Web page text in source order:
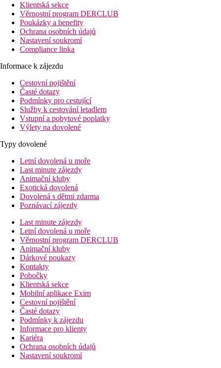
Klientská sekce
Věrnostní program DERCLUB
Poukázky a benefity
Ochrana osobních údajů
Nastavení soukromí
Compliance linka
Informace k zájezdu
Cestovní pojištění
Časté dotazy
Podmínky pro cestující
Služby k cestování letadlem
Vstupní a pobytové poplatky
Výlety na dovolené
Typy dovolené
Letní dovolená u moře
Last minute zájezdy
Animační kluby
Exotická dovolená
Dovolená s dětmi zdarma
Poznávací zájezdy
Last minute zájezdy
Letní dovolená u moře
Věrnostní program DERCLUB
Animační kluby
Dárkové poukazy
Kontakty
Pobočky
Klientská sekce
Mobilní aplikace Exim
Cestovní pojištění
Časté dotazy
Podmínky k zájezdu
Informace pro klienty
Kariéra
Ochrana osobních údajů
Nastavení soukromí